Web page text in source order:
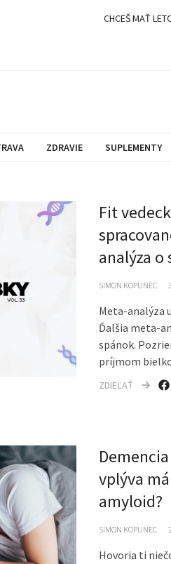
CHCEŠ MAŤ
ZDRAVIE SUPLEMENTY
Fit
analýza
SIMON KOPUNEC
Meta-analýza
Ďalšia meta-
spánok.
príjmom
ZDIEĽAŤ
vplýva
amyloid?
SIMON KOPUNEC
Hovoria ti